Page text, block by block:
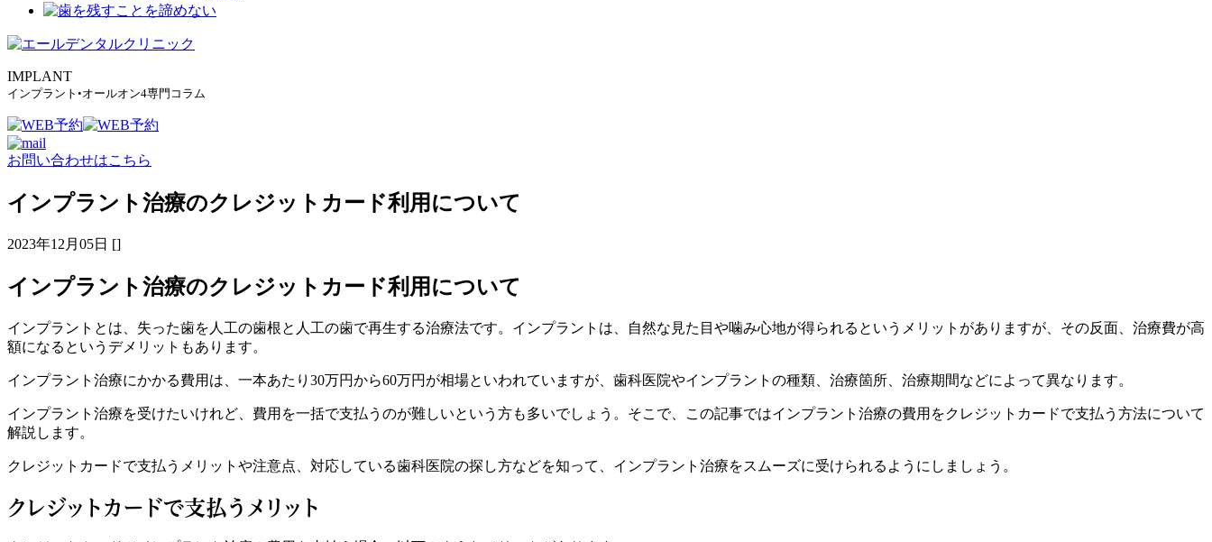
IMPLANT
インプラント•オールオン4専門コラム
お問い合わせはこちら
インプラント治療のクレジットカード利用について
2023年12月05日 []
インプラント治療のクレジットカード利用について
インプラントとは、失った歯を人工の歯根と人工の歯で再生する治療法です。インプラントは、自然な見た目や噛み心地が得られるというメリットがありますが、その反面、治療費が高
額になるというデメリットもあります。
インプラント治療にかかる費用は、一本あたり30万円から60万円が相場といわれていますが、歯科医院やインプラントの種類、治療箇所、治療期間などによって異なります。
インプラント治療を受けたいけれど、費用を一括で支払うのが難しいという方も多いでしょう。そこで、この記事ではインプラント治療の費用をクレジットカードで支払う方法について
解説します。
クレジットカードで支払うメリットや注意点、対応している歯科医院の探し方などを知って、インプラント治療をスムーズに受けられるようにしましょう。
クレジットカードで支払うメリット